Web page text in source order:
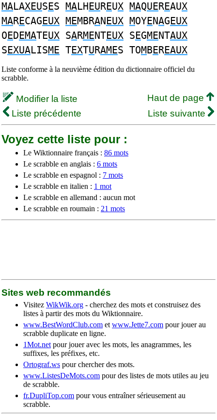
MALAXEUSES MALHEUREUX MAQUEREAUX
MARECAGEUX MEMBRANEUX MOYENAGEUX
OEDEMATEUX SARMENTEUX SEGMENTAUX
SEXUALISME TEXTURAMES TOMBEREAUX
Liste conforme à la neuvième édition du dictionnaire officiel du
scrabble.
Modifier la liste
Haut de page
Liste précédente
Liste suivante
Voyez cette liste pour :
Le Wiktionnaire français : 86 mots
Le scrabble en anglais : 6 mots
Le scrabble en espagnol : 7 mots
Le scrabble en italien : 1 mot
Le scrabble en allemand : aucun mot
Le scrabble en roumain : 21 mots
Sites web recommandés
Visitez WikWik.org - cherchez des mots et construisez des
listes à partir des mots du Wiktionnaire.
www.BestWordClub.com et www.Jette7.com pour jouer au
scrabble duplicate en ligne.
1Mot.net pour jouer avec les mots, les anagrammes, les
suffixes, les préfixes, etc.
Ortograf.ws pour chercher des mots.
www.ListesDeMots.com pour des listes de mots utiles au jeu
de scrabble.
fr.DupliTop.com pour vous entraîner sérieusement au
scrabble.